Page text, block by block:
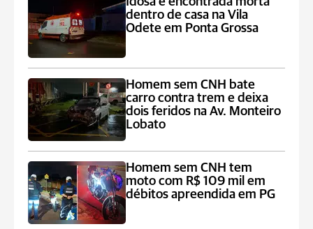
dentro de casa na Vila
Odete em Ponta Grossa
Homem sem CNH bate
carro contra trem e deixa
dois feridos na Av. Monteiro
Lobato
Homem sem CNH tem
moto com R$ 109 mil em
débitos apreendida em PG